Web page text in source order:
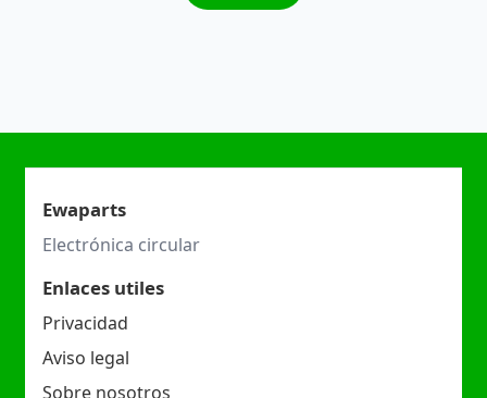
Ewaparts
Electrónica circular
Enlaces utiles
Privacidad
Aviso legal
Sobre nosotros